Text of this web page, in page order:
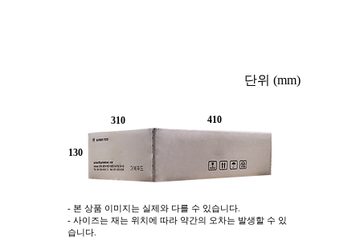
단위 (mm)
130
310 410
- 본 상품 이미지는 실제와 다를 수 있습니다.
- 사이즈는 재는 위치에 따라 약간의 오차는 발생할 수 있
습니다.